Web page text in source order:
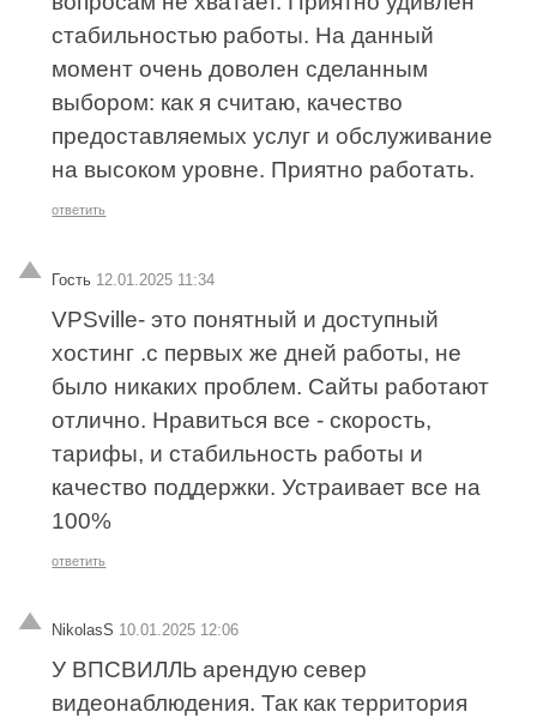
стабильностью работы. На данный
момент очень доволен сделанным
выбором: как я считаю, качество
предоставляемых услуг и обслуживание
на высоком уровне. Приятно работать.
ответить
Гость 12.01.2025 11:34
VPSville- это понятный и доступный
хостинг .с первых же дней работы, не
было никаких проблем. Сайты работают
отлично. Нравиться все - скорость,
тарифы, и стабильность работы и
качество поддержки. Устраивает все на
100%
ответить
NikolasS 10.01.2025 12:06
У ВПСВИЛЛЬ арендую север
видеонаблюдения. Так как территория